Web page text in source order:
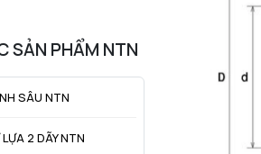
SẢN PHẨM NTN
SÂU NTN
2 DÃY NTN